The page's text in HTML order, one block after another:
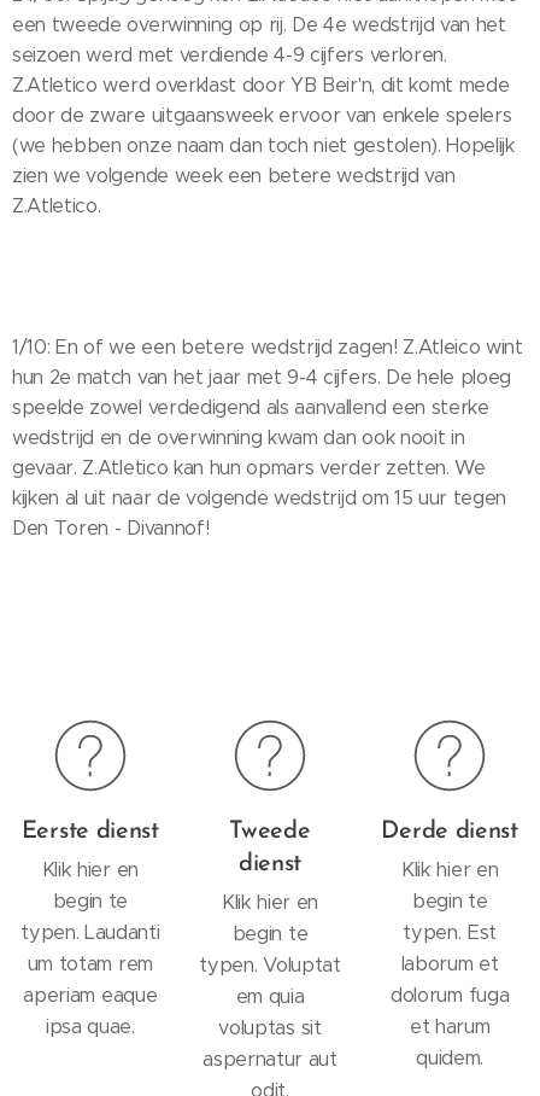
een tweede overwinning op rij. De 4e wedstrijd van het
seizoen werd met verdiende 4-9 cijfers verloren.
Z.Atletico werd overklast door YB Beir'n, dit komt mede
door de zware uitgaansweek ervoor van enkele spelers
(we hebben onze naam dan toch niet gestolen). Hopelijk
zien we volgende week een betere wedstrijd van
Z.Atletico.
1/10: En of we een betere wedstrijd zagen! Z.Atleico wint
hun 2e match van het jaar met 9-4 cijfers. De hele ploeg
speelde zowel verdedigend als aanvallend een sterke
wedstrijd en de overwinning kwam dan ook nooit in
gevaar. Z.Atletico kan hun opmars verder zetten. We
kijken al uit naar de volgende wedstrijd om 15 uur tegen
Den Toren - Divannof!
Eerste dienst
Klik hier en
begin te
typen. Laudanti
um totam rem
aperiam eaque
ipsa quae.
Tweede
dienst
Klik hier en
begin te
typen. Voluptat
em quia
voluptas sit
aspernatur aut
odit.
Derde dienst
Klik hier en
begin te
typen. Est
laborum et
dolorum fuga
et harum
quidem.